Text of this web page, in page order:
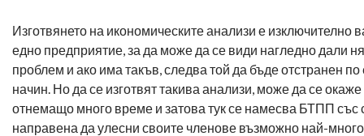
Изготвянето на икономическите анализи е изключително
едно предприятие, за да може да се види нагледно дали
проблем и ако има такъв, следва той да бъде отстранен
начин. Но да се изготвят такива анализи, може да се окаже
отнемащо много време и затова тук се намесва БТПП със
направена да улесни своите членове възможно най-